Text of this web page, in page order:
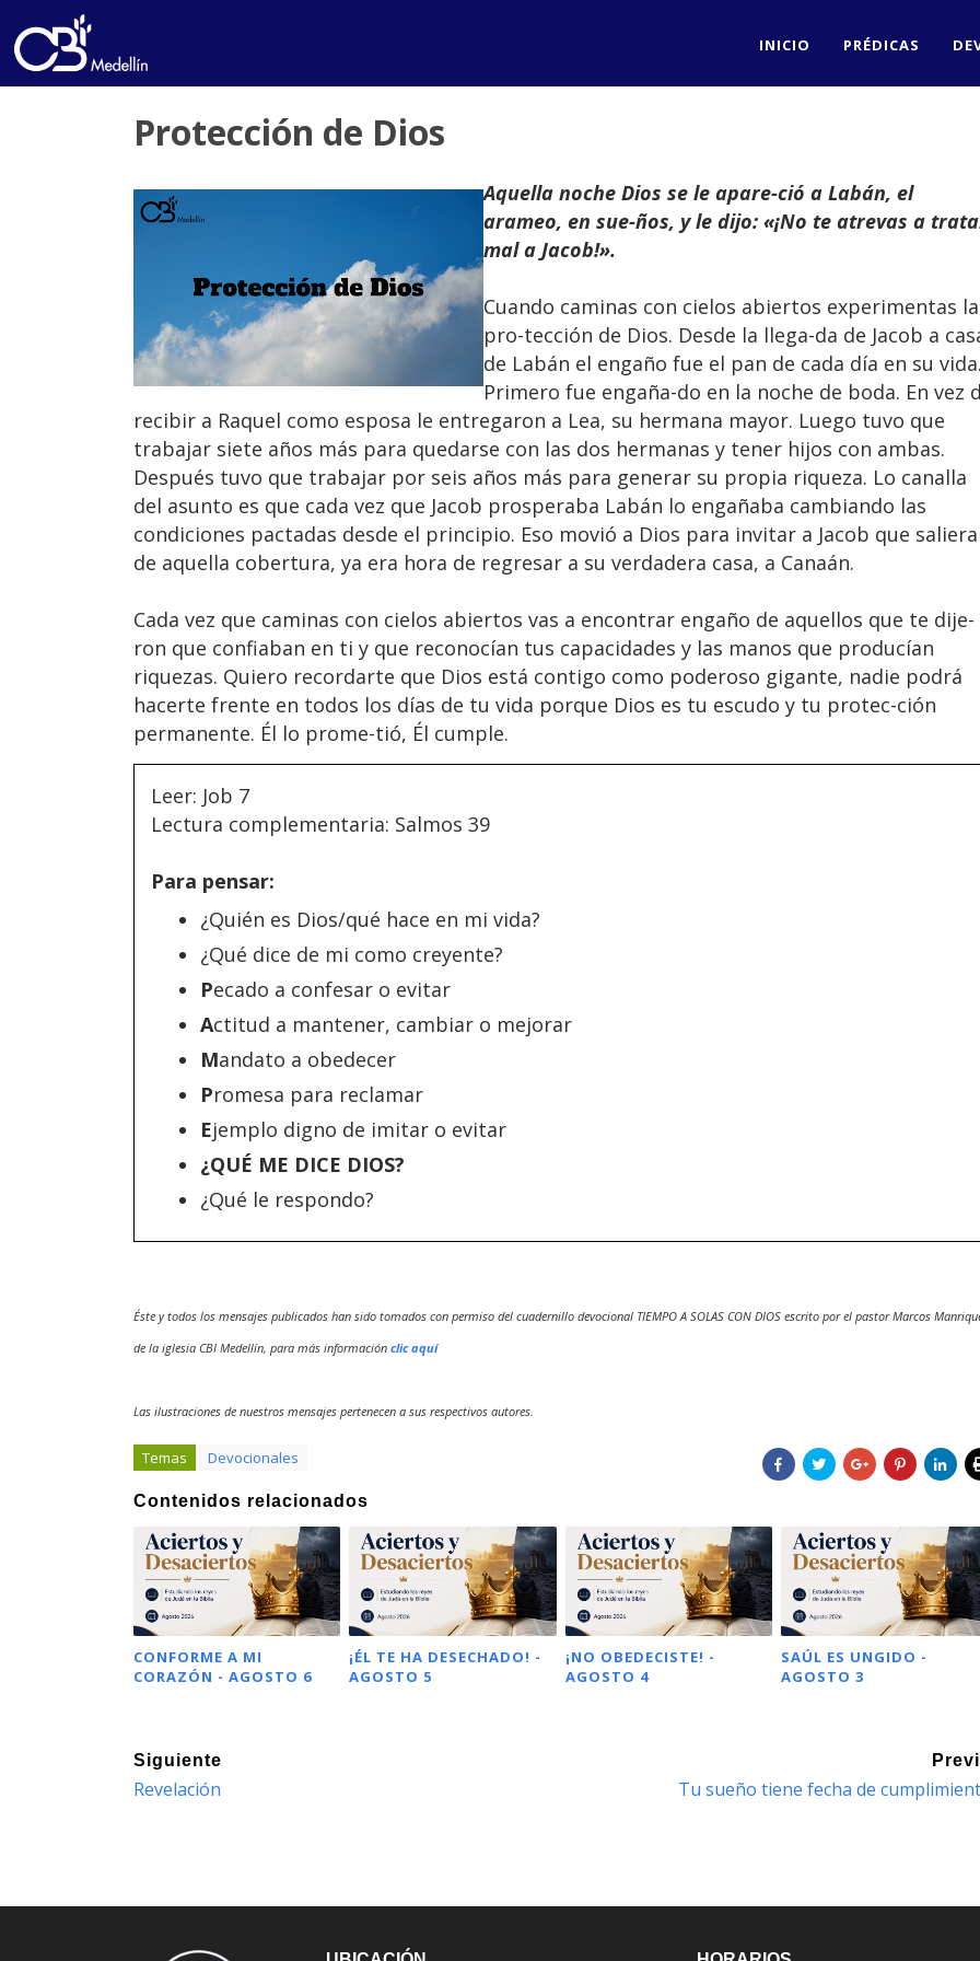
INICIO PRÉDICAS
Protección de Dios
Aquella noche Dios se le apare-ció a Labán, el
arameo, en sue-ños, y le dijo: «¡No te atrevas a
mal a Jacob!».
Cuando caminas con cielos abiertos experimentas la
pro-tección de Dios. Desde la llega-da de Jacob a
de Labán el engaño fue el pan de cada día en su
Primero fue engaña-do en la noche de boda. En vez
recibir a Raquel como esposa le entregaron a Lea, su hermana mayor. Luego tuvo que
trabajar siete años más para quedarse con las dos hermanas y tener hijos con ambas.
Después tuvo que trabajar por seis años más para generar su propia riqueza. Lo canalla
del asunto es que cada vez que Jacob prosperaba Labán lo engañaba cambiando las
condiciones pactadas desde el principio. Eso movió a Dios para invitar a Jacob que saliera
de aquella cobertura, ya era hora de regresar a su verdadera casa, a Canaán.
Cada vez que caminas con cielos abiertos vas a encontrar engaño de aquellos que te dije-
ron que confiaban en ti y que reconocían tus capacidades y las manos que producían
riquezas. Quiero recordarte que Dios está contigo como poderoso gigante, nadie podrá
hacerte frente en todos los días de tu vida porque Dios es tu escudo y tu protec-ción
permanente. Él lo prome-tió, Él cumple.
Leer: Job 7
Lectura complementaria: Salmos 39
Para pensar:
¿Quién es Dios/qué hace en mi vida?
¿Qué dice de mi como creyente?
Pecado a confesar o evitar
Actitud a mantener, cambiar o mejorar
Mandato a obedecer
Promesa para reclamar
Ejemplo digno de imitar o evitar
¿QUÉ ME DICE DIOS?
¿Qué le respondo?
Éste y todos los mensajes publicados han sido tomados con permiso del cuadernillo devocional TIEMPO A SOLAS CON DIOS escrito por el pastor Marcos
de la iglesia CBI Medellín, para más información clic aquí
Las ilustraciones de nuestros mensajes pertenecen a sus respectivos autores.
Temas Devocionales
Contenidos relacionados
CONFORME A MI
CORAZÓN - AGOSTO 6
¡ÉL TE HA DESECHADO! -
AGOSTO 5
¡NO OBEDECISTE! -
AGOSTO 4
SAÚL ES UNGIDO -
AGOSTO 3
Siguiente
Revelación Tu sueño tiene fecha de